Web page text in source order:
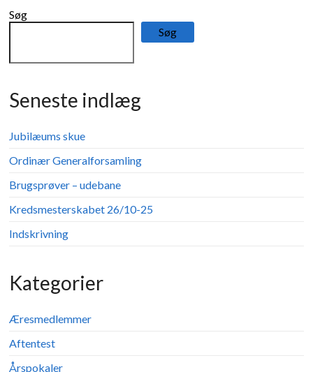
Søg
Søg
Seneste indlæg
Jubilæums skue
Ordinær Generalforsamling
Brugsprøver – udebane
Kredsmesterskabet 26/10-25
Indskrivning
Kategorier
Æresmedlemmer
Aftentest
Årspokaler